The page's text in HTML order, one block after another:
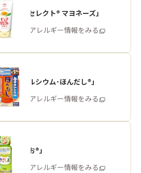
「ピュアセレクト® マヨネーズ」
商品・アレルギー情報をみる
「毎日カルシウム･ほんだし®」
商品・アレルギー情報をみる
「やさしお®」
商品・アレルギー情報をみる